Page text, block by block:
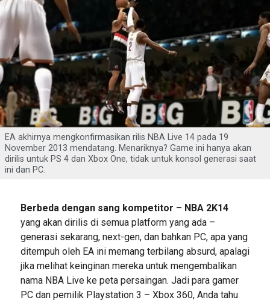
EA akhirnya mengkonfirmasikan rilis NBA Live 14 pada 19
November 2013 mendatang. Menariknya? Game ini hanya akan
dirilis untuk PS 4 dan Xbox One, tidak untuk konsol generasi saat
ini dan PC.
Berbeda dengan sang kompetitor – NBA 2K14
yang akan dirilis di semua platform yang ada –
generasi sekarang, next-gen, dan bahkan PC, apa yang
ditempuh oleh EA ini memang terbilang absurd, apalagi
jika melihat keinginan mereka untuk mengembalikan
nama NBA Live ke peta persaingan. Jadi para gamer
PC dan pemilik Playstation 3 – Xbox 360, Anda tahu